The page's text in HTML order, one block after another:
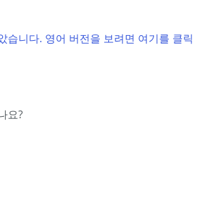
습니다. 영어 버전을 보려면 여기를 클릭
요?